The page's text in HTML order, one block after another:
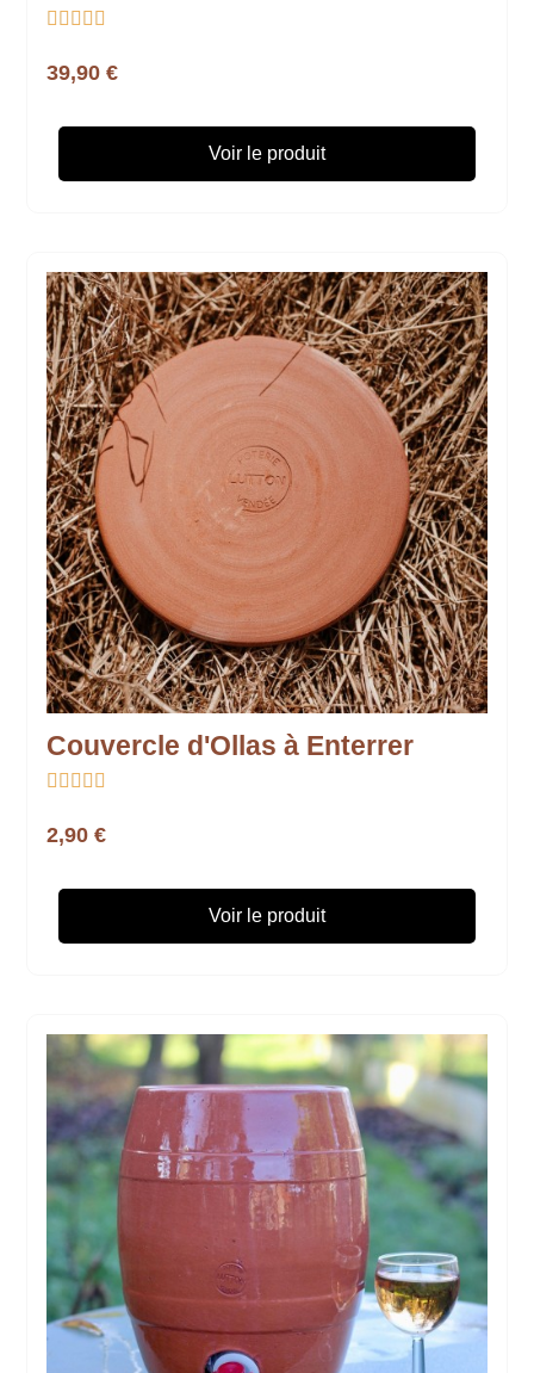
    
39,90 €
Voir le produit
Couvercle d'Ollas à Enterrer
    
2,90 €
Voir le produit